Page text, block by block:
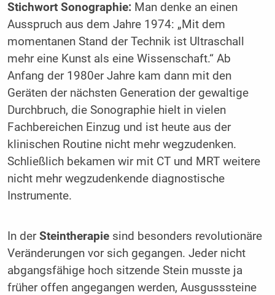
Stichwort Sonographie: Man denke an einen
Ausspruch aus dem Jahre 1974: „Mit dem
momentanen Stand der Technik ist Ultraschall
mehr eine Kunst als eine Wissenschaft.“ Ab
Anfang der 1980er Jahre kam dann mit den
Geräten der nächsten Generation der gewaltige
Durchbruch, die Sonographie hielt in vielen
Fachbereichen Einzug und ist heute aus der
klinischen Routine nicht mehr wegzudenken.
Schließlich bekamen wir mit CT und MRT weitere
nicht mehr wegzudenkende diagnostische
Instrumente.
In derSteintherapie sind besonders revolutionäre
Veränderungen vor sich gegangen. Jeder nicht
abgangsfähige hoch sitzende Stein musste ja
früher offen angegangen werden, Ausgusssteine